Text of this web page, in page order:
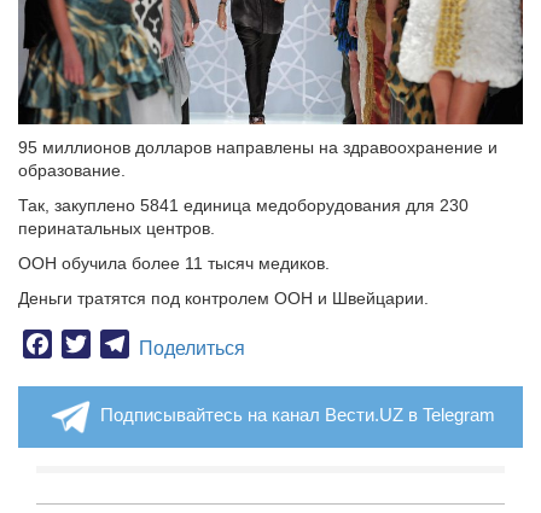
95 миллионов долларов направлены на здравоохранение и
образование.
Так, закуплено 5841 единица медоборудования для 230
перинатальных центров.
ООН обучила более 11 тысяч медиков.
Деньги тратятся под контролем ООН и Швейцарии.
Facebook
TwitterTelegram
Поделиться
Подписывайтесь на канал Вести.UZ в Telegram